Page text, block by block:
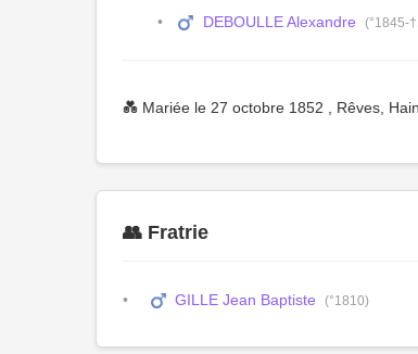
DEBOULLE Alexandre (°1845-
💑 Mariée le 27 octobre 1852 , Rêves,
👥 Fratrie
GILLE Jean Baptiste (°1810)